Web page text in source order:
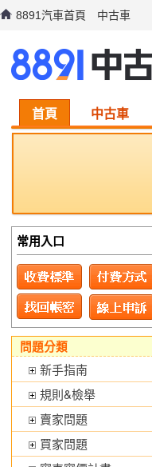
8891汽車首頁 中古車
首頁 中古車
常用入口
問題分類
新手指南
規則&檢舉
賣家問題
買家問題